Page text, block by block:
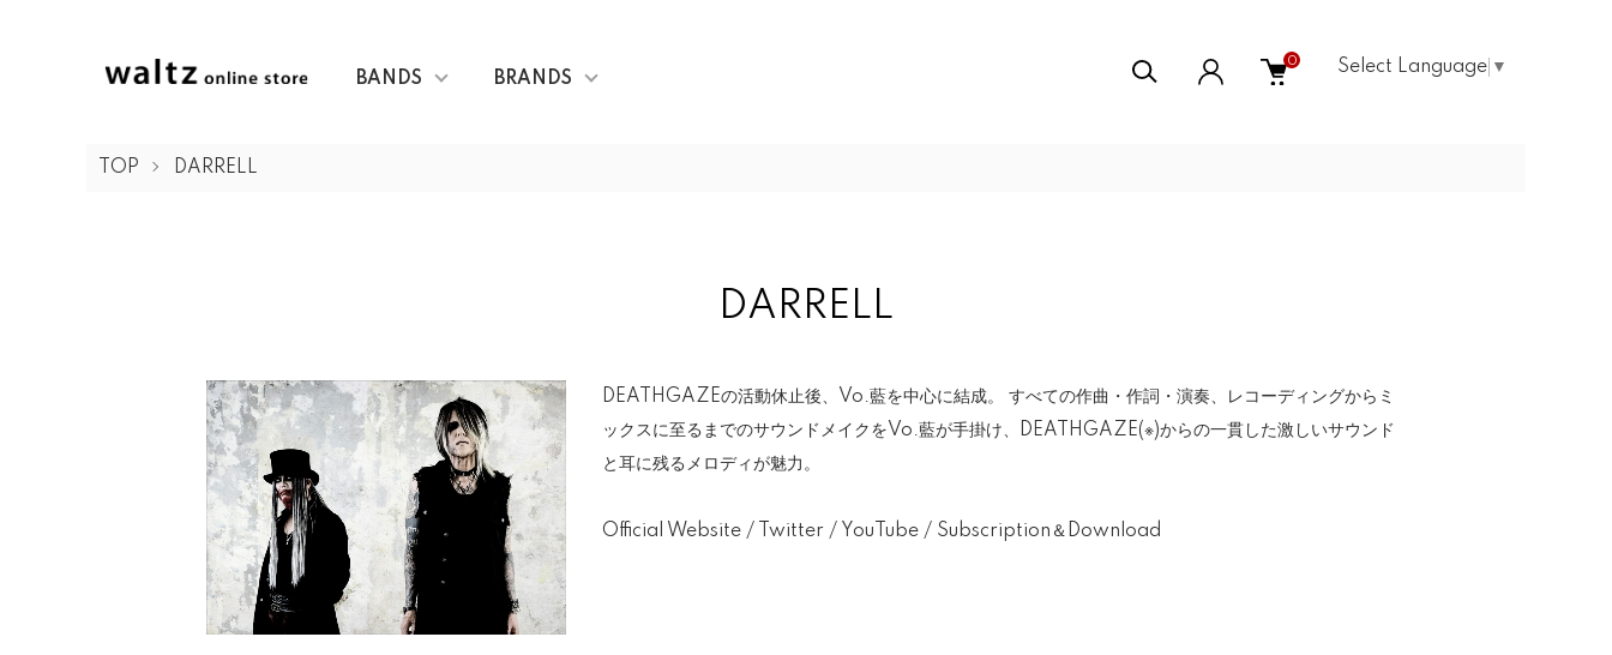
BANDS BRANDS
0 Select Language ▼
TOP DARRELL
DARRELL
DEATHGAZEの活動休止後、Vo.藍を中心に結成。 すべての作曲・作詞・演奏、レコーディングからミ
ックスに至るまでのサウンドメイクをVo.藍が手掛け、DEATHGAZE(※)からの一貫した激しいサウンド
と耳に残るメロディが魅力。
Official Website / Twitter / YouTube / Subscription＆Download